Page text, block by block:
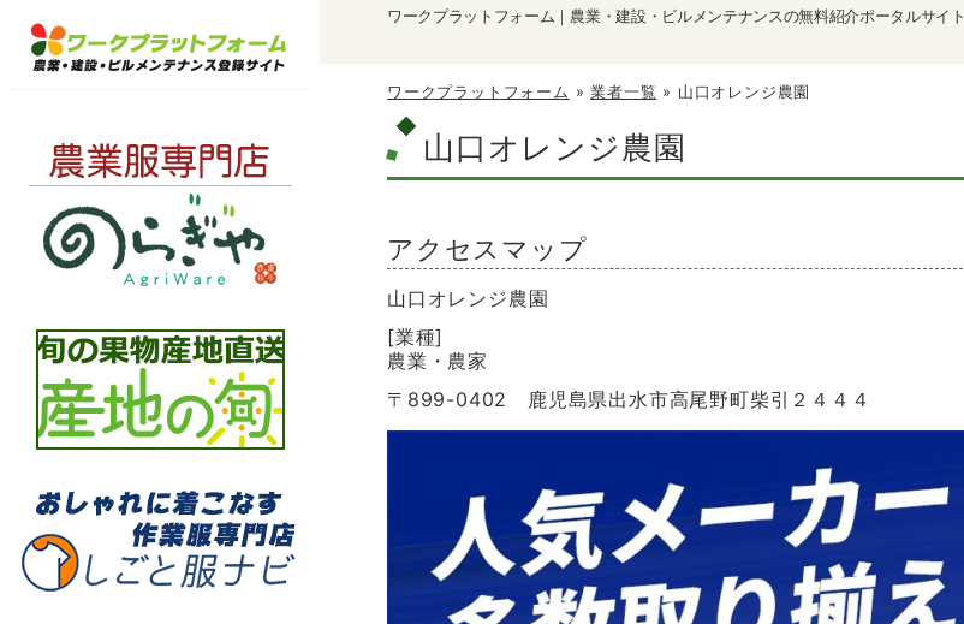
ワークプラットフォーム｜農業・建設・ビルメンテナンスの無料紹介ポータルサイト
ワークプラットフォーム »業者一覧 » 山口オレンジ農園
山口オレンジ農園
アクセスマップ
山口オレンジ農園
[業種]
農業・農家
〒899-0402 鹿児島県出水市高尾野町柴引２４４４